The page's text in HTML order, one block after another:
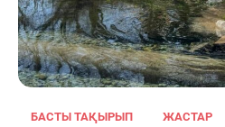
БАСТЫ ТАҚЫРЫП ЖАСТАР